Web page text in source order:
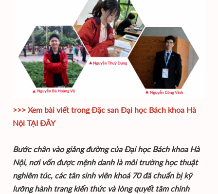
>>> Xem bài viết trong Đặc san Đại học Bách khoa Hà
Nội TẠI ĐÂY
Bước chân vào giảng đường của Đại học Bách khoa Hà
Nội, nơi vốn được mệnh danh là môi trường học thuật
nghiêm túc, các tân sinh viên khoá 70 đã chuẩn bị kỹ
lưỡng hành trang kiến thức và lòng quyết tâm chinh